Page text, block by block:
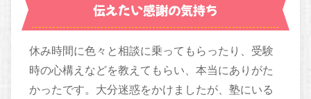
伝えたい感謝の気持ち
休み時間に色々と相談に乗ってもらったり、受験
時の心構えなどを教えてもらい、本当にありがた
かったです。大分迷惑をかけましたが、塾にいる